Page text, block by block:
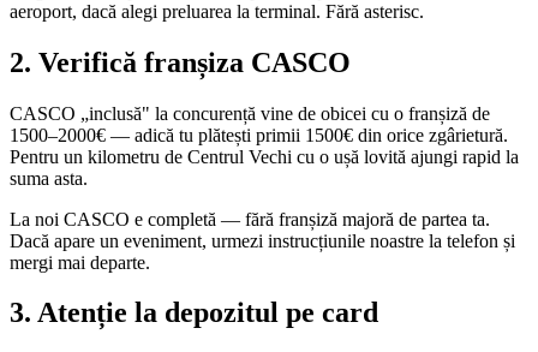
aeroport, dacă alegi preluarea la terminal. Fără asterisc.
2. Verifică franșiza CASCO
CASCO „inclusă" la concurență vine de obicei cu o franșiză de
1500–2000€ — adică tu plătești primii 1500€ din orice zgârietură.
Pentru un kilometru de Centrul Vechi cu o ușă lovită ajungi rapid la
suma asta.
La noi CASCO e completă — fără franșiză majoră de partea ta.
Dacă apare un eveniment, urmezi instrucțiunile noastre la telefon și
mergi mai departe.
3. Atenție la depozitul pe card